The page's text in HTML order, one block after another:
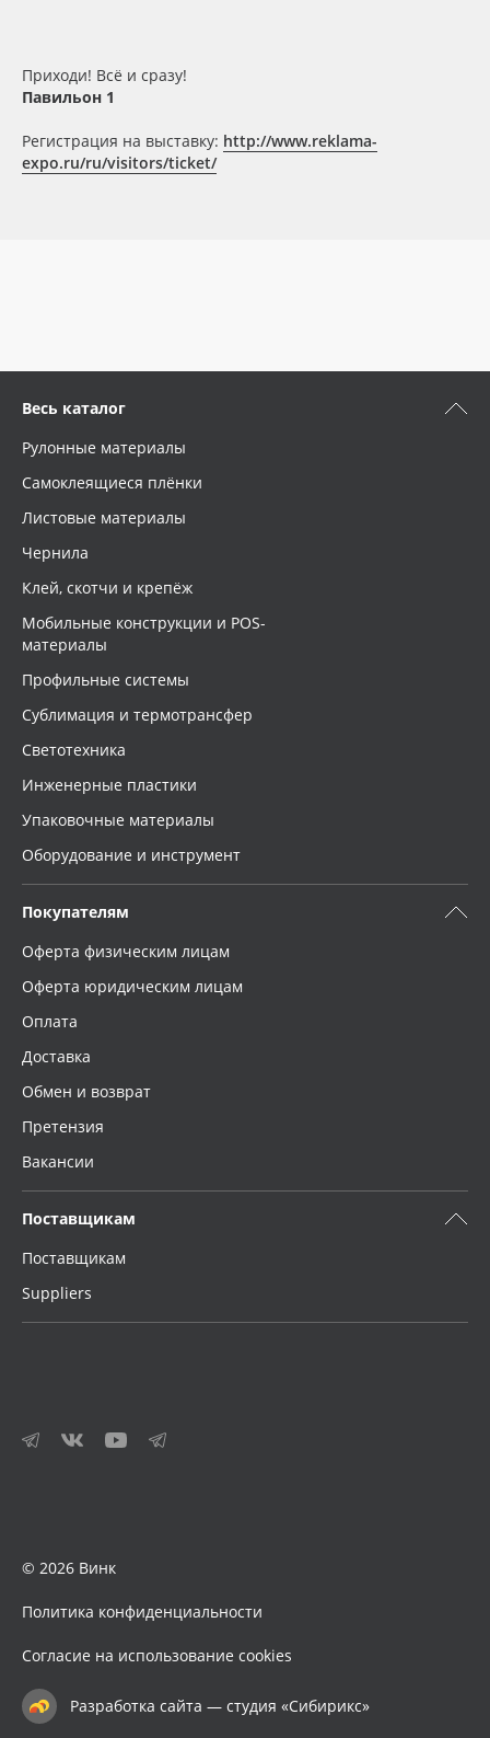
Приходи! Всё и сразу!
Павильон 1
Регистрация на выставку: http://www.reklama-
expo.ru/ru/visitors/ticket/
Весь каталог
Рулонные материалы
Самоклеящиеся плёнки
Листовые материалы
Чернила
Клей, скотчи и крепёж
Мобильные конструкции и POS-
материалы
Профильные системы
Сублимация и термотрансфер
Светотехника
Инженерные пластики
Упаковочные материалы
Оборудование и инструмент
Покупателям
Оферта физическим лицам
Оферта юридическим лицам
Оплата
Доставка
Обмен и возврат
Претензия
Вакансии
Поставщикам
Поставщикам
Suppliers
© 2026 Винк
Политика конфиденциальности
Согласие на использование cookies
Разработка сайта — студия «Сибирикс»